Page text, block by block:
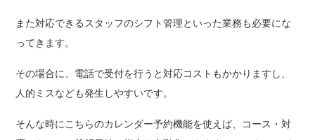
また対応できるスタッフのシフト管理といった業務も必要にな
ってきます。
その場合に、電話で受付を行うと対応コストもかかりますし、
人的ミスなども発生しやすいです。
そんな時にこちらのカレンダー予約機能を使えば、コース・対